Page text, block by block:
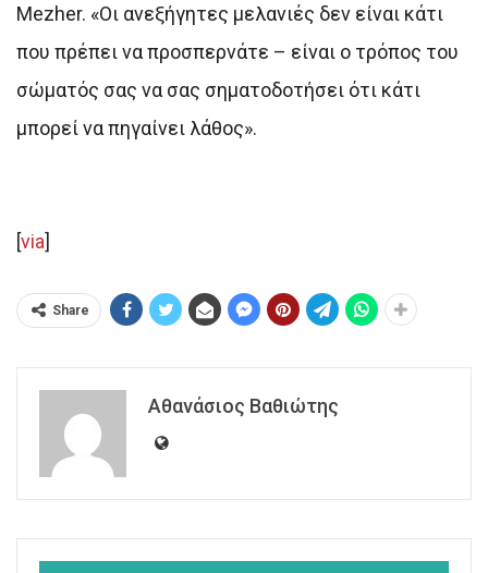
Mezher. «Οι ανεξήγητες μελανιές δεν είναι κάτι
που πρέπει να προσπερνάτε – είναι ο τρόπος του
σώματός σας να σας σηματοδοτήσει ότι κάτι
μπορεί να πηγαίνει λάθος».
[via]
Share
Αθανάσιος Βαθιώτης